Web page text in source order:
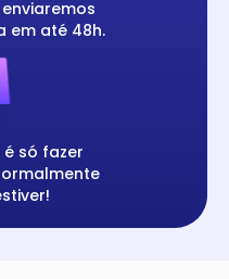
em até 48h.
só fazer